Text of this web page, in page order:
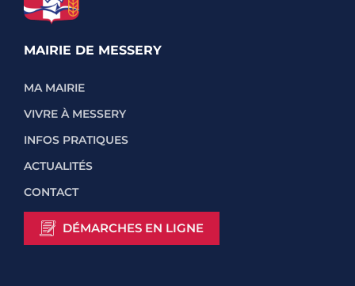
MAIRIE DE MESSERY
MA MAIRIE
VIVRE À MESSERY
INFOS PRATIQUES
ACTUALITÉS
CONTACT
DÉMARCHES EN LIGNE